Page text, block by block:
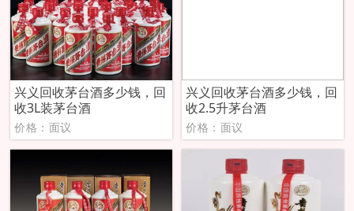
兴义回收茅台酒多少钱，回
收3L装茅台酒
价格：面议
兴义回收茅台酒多少钱，回
收2.5升茅台酒
价格：面议